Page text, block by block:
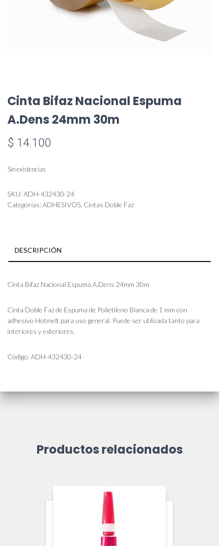
Cinta Bifaz Nacional Espuma
A.Dens 24mm 30m
$ 14.100
Sin existencias
SKU:ADH-432430-24
Categorías:ADHESIVOS Cintas Doble Faz
DESCRIPCIÓN
Cinta Bifaz Nacional Espuma A.Dens 24mm 30m
Cinta Doble Faz de Espuma de Polietileno Blanca de 1 mm con
adhesivo Hotmelt para uso general. Puede ser utilizada tanto para
interiores y exteriores.
Código: ADH-432430-24
Productos relacionados